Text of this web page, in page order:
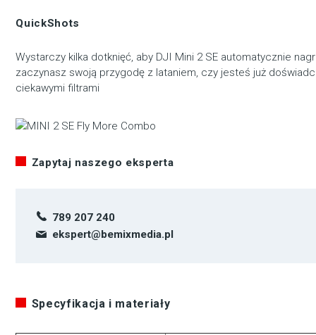
QuickShots
Wystarczy kilka dotknięć, aby DJI Mini 2 SE automatycznie
zaczynasz swoją przygodę z lataniem, czy jesteś już
ciekawymi filtrami
Zapytaj naszego eksperta
789 207 240
ekspert@bemixmedia.pl
Specyfikacja i materiały